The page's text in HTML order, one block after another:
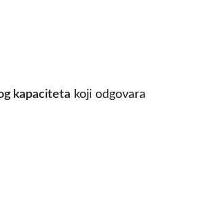
kapaciteta koji odgovara